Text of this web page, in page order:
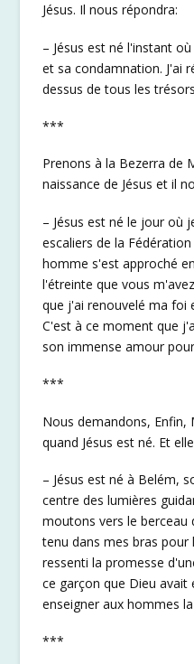
Jésus. Il nous répondra:
– Jésus est né l'instant
et sa condamnation. J'ai
dessus de tous les
***
Prenons à la Bezerra de
naissance de Jésus et il
– Jésus est né le jour où
escaliers de la
homme s'est approché
l'étreinte que vous
que j'ai renouvelé ma foi
C'est à ce moment que
son immense amour
***
Nous demandons, Enfin,
quand Jésus est né. Et
– Jésus est né à Belém,
centre des lumières
moutons vers le berceau
tenu dans mes bras
ressenti la promesse
ce garçon que Dieu
enseigner aux hommes
***